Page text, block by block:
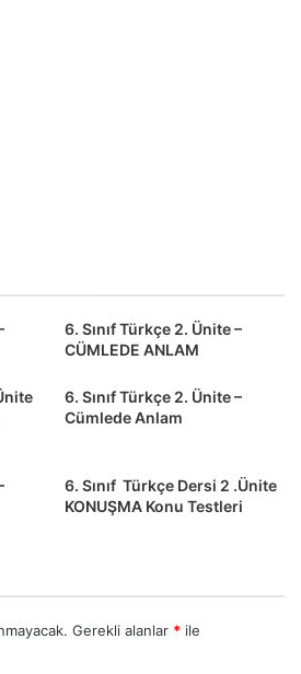
6. Sınıf Türkçe 2. Ünite –
CÜMLEDE ANLAM
6. Sınıf Türkçe 2. Ünite –
Cümlede Anlam
6. Sınıf Türkçe Dersi 2 .Ünite
KONUŞMA Konu Testleri
Gerekli alanlar * ile